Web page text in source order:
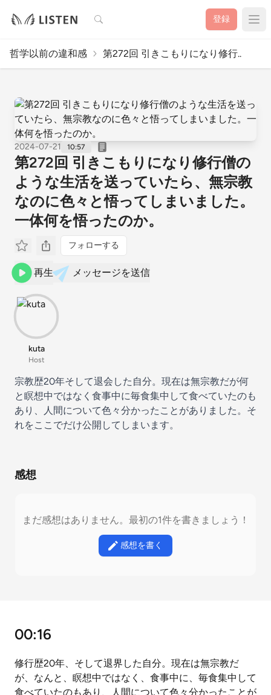
検索 登録
哲学以前の違和感 第272回 引きこもりになり修行..
2024-07-21 10:57
第272回 引きこもりになり修行僧の
ような生活を送っていたら、無宗教
なのに色々と悟ってしまいました。
一体何を悟ったのか。
フォローする
再生 メッセージを送信
kuta
Host
宗教歴20年そして退会した自分。現在は無宗教だが何
と瞑想中ではなく食事中に毎食集中して食べていたのも
あり、人間について色々分かったことがありました。そ
れをここでだけ公開してしまいます。
感想
まだ感想はありません。最初の1件を書きましょう！
感想を書く
00:16
修行歴20年、そして退界した自分。現在は無宗教だ
が、なんと、瞑想中ではなく、食事中に、毎食集中して
食べていたのもあり、人間について色々分かったことが